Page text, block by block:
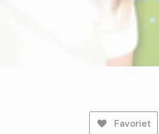
Favoriet